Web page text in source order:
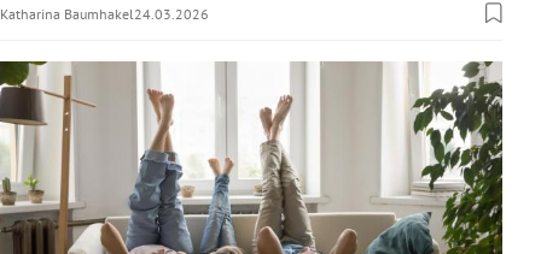
Katharina Baumhakel 24.03.2026